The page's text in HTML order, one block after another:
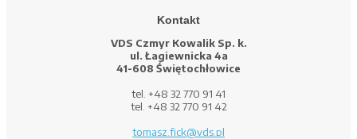
Kontakt
VDS Czmyr Kowalik Sp. k.
ul. Łagiewnicka 4a
41-608 Świętochłowice
tel. +48 32 770 91 41
tel. +48 32 770 91 42
tomasz.fick@vds.pl